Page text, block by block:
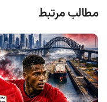
مطالب مرتبط